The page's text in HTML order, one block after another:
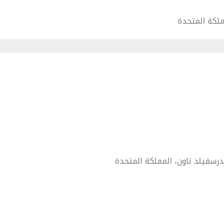
المتحدة
تاون، المملكة المتحدة